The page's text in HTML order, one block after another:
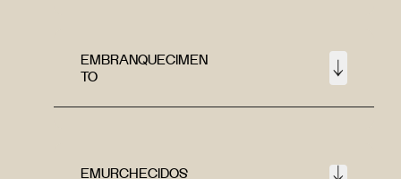
EMBRANQUECIMEN
TO
EMURCHECIDOS